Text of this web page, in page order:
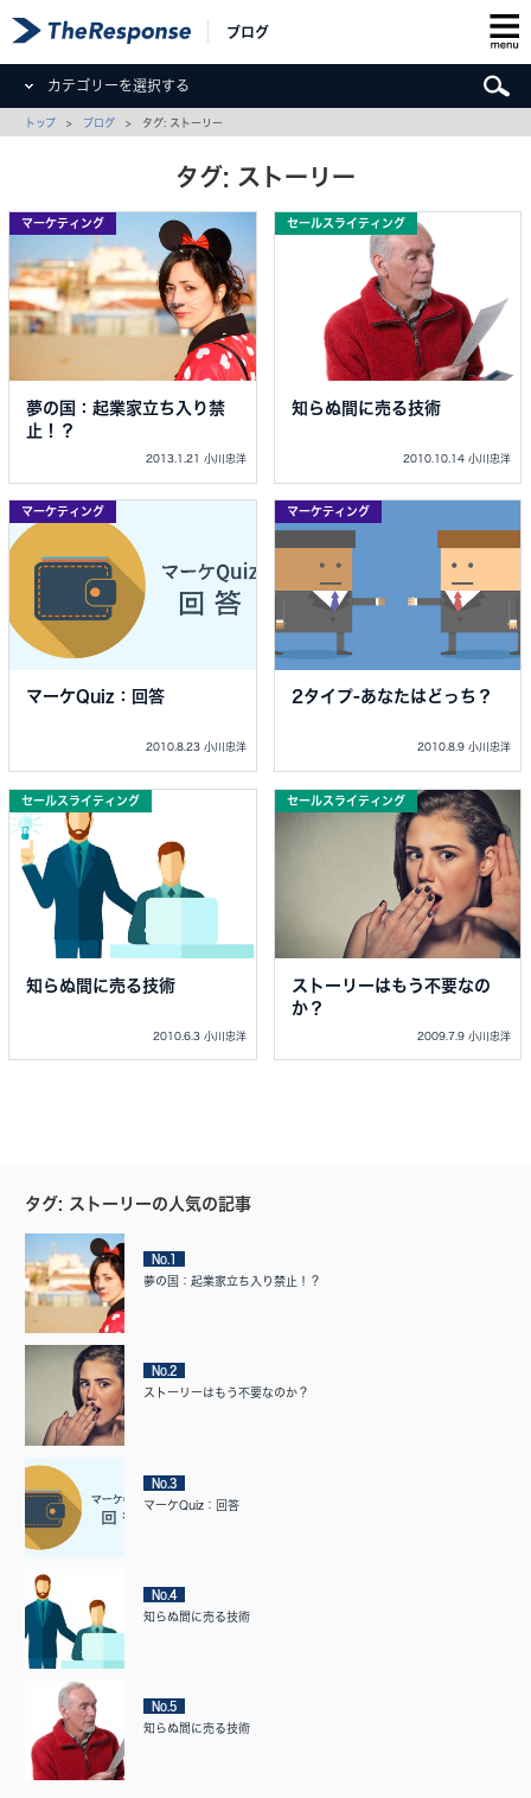
ブログ
カテゴリーを選択する
トップ > ブログ > タグ: ストーリー
タグ: ストーリー
マーケティング
夢の国：起業家立ち入り禁
止！？
2013.1.21 小川忠洋
セールスライティング
知らぬ間に売る技術
2010.10.14 小川忠洋
マーケティング
マーケQuiz：回答
2010.8.23 小川忠洋
マーケティング
2タイプ-あなたはどっち？
2010.8.9 小川忠洋
セールスライティング
知らぬ間に売る技術
2010.6.3 小川忠洋
セールスライティング
ストーリーはもう不要なの
か？
2009.7.9 小川忠洋
タグ: ストーリーの人気の記事
No.1
夢の国：起業家立ち入り禁止！？
No.2
ストーリーはもう不要なのか？
No.3
マーケQuiz：回答
No.4
知らぬ間に売る技術
No.5
知らぬ間に売る技術